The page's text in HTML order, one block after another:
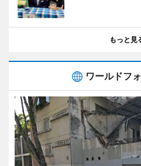
もっと見
ワールドフ